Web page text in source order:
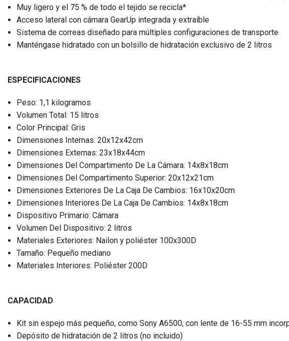
Muy ligero y el 75 % de todo el tejido se recicla*
Acceso lateral con cámara GearUp integrada y extraíble
Sistema de correas diseñado para múltiples configuraciones de transporte
Manténgase hidratado con un bolsillo de hidratación exclusivo de 2 litros
ESPECIFICACIONES
Peso: 1,1 kilogramos
Volumen Total: 15 litros
Color Principal: Gris
Dimensiones Internas: 20x12x42cm
Dimensiones Externas: 23x18x44cm
Dimensiones Del Compartimento De La Cámara: 14x8x18cm
Dimensiones Del Compartimento Superior: 20x12x21cm
Dimensiones Exteriores De La Caja De Cambios: 16x10x20cm
Dimensiones Interiores De La Caja De Cambios: 14x8x18cm
Dispositivo Primario: Cámara
Volumen Del Dispositivo: 2 litros
Materiales Exteriores: Nailon y poliéster 100x300D
Tamaño: Pequeño mediano
Materiales Interiores: Poliéster 200D
CAPACIDAD
Kit sin espejo más pequeño, como Sony A6500, con lente de 16-55 mm
Depósito de hidratación de 2 litros (no incluido)